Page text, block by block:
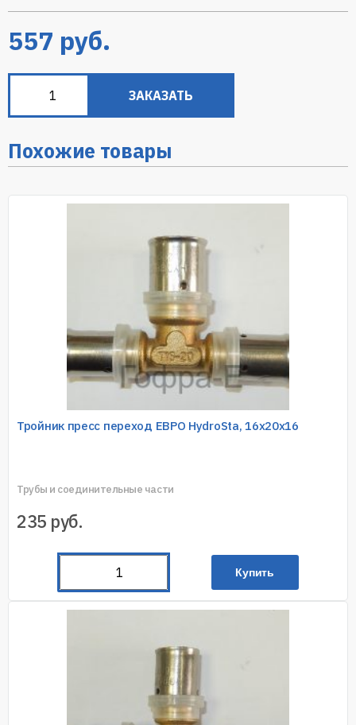
557 руб.
ЗАКАЗАТЬ
Похожие товары
Тройник пресс переход ЕВРО HydroSta, 16х20х16
Трубы и соединительные части
235 руб.
Купить